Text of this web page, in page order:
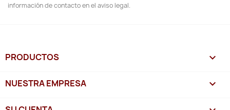
información de contacto en el aviso legal.
PRODUCTOS 
NUESTRA EMPRESA 